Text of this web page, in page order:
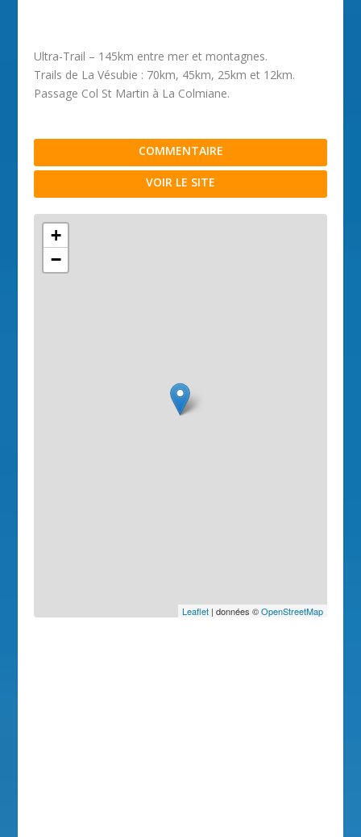
Ultra-Trail – 145km entre mer et montagnes.
Trails de La Vésubie : 70km, 45km, 25km et 12km.
Passage Col St Martin à La Colmiane.
COMMENTAIRE
VOIR LE SITE
+
−
Leaflet| données ©OpenStreetMap